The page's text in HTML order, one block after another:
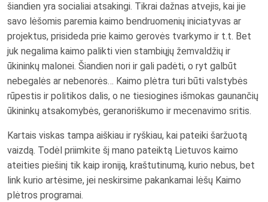
šiandien yra socialiai atsakingi. Tikrai dažnas atvejis, kai jie
savo lėšomis paremia kaimo bendruomenių iniciatyvas ar
projektus, prisideda prie kaimo gerovės tvarkymo ir t.t. Bet
juk negalima kaimo palikti vien stambiųjų žemvaldžių ir
ūkininkų malonei. Šiandien nori ir gali padėti, o ryt galbūt
nebegalės ar nebenorės… Kaimo plėtra turi būti valstybės
rūpestis ir politikos dalis, o ne tiesiogines išmokas gaunančių
ūkininkų atsakomybės, geranoriškumo ir mecenavimo sritis.
Kartais viskas tampa aiškiau ir ryškiau, kai pateiki šaržuotą
vaizdą. Todėl priimkite šį mano pateiktą Lietuvos kaimo
ateities piešinį tik kaip ironiją, kraštutinumą, kurio nebus, bet
link kurio artėsime, jei neskirsime pakankamai lėšų Kaimo
plėtros programai.